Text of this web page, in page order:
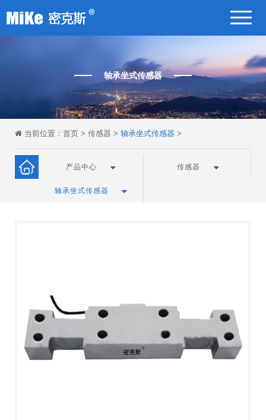
轴承坐式传感器
当前位置： 首页 > 传感器 > 轴承坐式传感器 >
产品中心 传感器
轴承坐式传感器